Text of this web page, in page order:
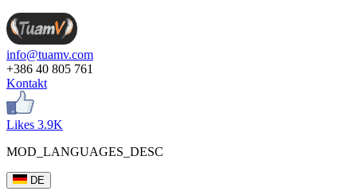
info@tuamv.com
+386 40 805 761
Kontakt
Likes 3.9K
MOD_LANGUAGES_DESC
DE